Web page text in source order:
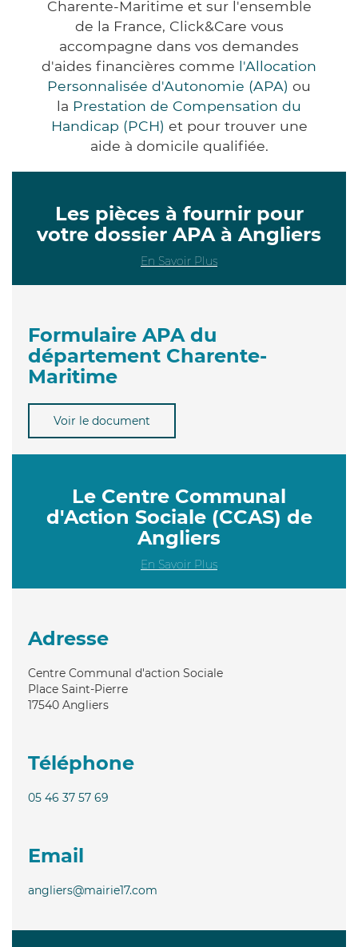
Charente-Maritime et sur l'ensemble
de la France, Click&Care vous
accompagne dans vos demandes
d'aides financières comme l'Allocation
Personnalisée d'Autonomie (APA) ou
la Prestation de Compensation du
Handicap (PCH) et pour trouver une
aide à domicile qualifiée.
Les pièces à fournir pour
votre dossier APA à Angliers
En Savoir Plus
Formulaire APA du
département Charente-
Maritime
Voir le document
Le Centre Communal
d'Action Sociale (CCAS) de
Angliers
En Savoir Plus
Adresse
Centre Communal d'action Sociale
Place Saint-Pierre
17540 Angliers
Téléphone
05 46 37 57 69
Email
angliers@mairie17.com